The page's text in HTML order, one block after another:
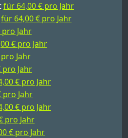
für 64,00 € pro Jahr
für 64,00 € pro Jahr
Jahr
€ pro Jahr
Jahr
pro Jahr
€ pro Jahr
pro Jahr
€ pro Jahr
pro Jahr
€ pro Jahr